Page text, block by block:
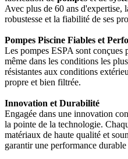
Avec plus de 60 ans d'expertise,
robustesse et la fiabilité de ses
Pompes Piscine Fiables et
Les pompes ESPA sont
même dans les conditions les
résistantes aux conditions
propre et bien filtrée.
Innovation et Durabilité
Engagée dans une innovation
la pointe de la technologie.
matériaux de haute qualité et
garantir une performance